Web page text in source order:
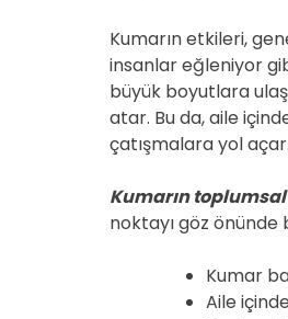
Kumarın etkileri,
insanlar eğleniyor
büyük boyutlara
atar. Bu da, aile
çatışmalara yol
Kumarın
noktayı göz
Kumar
Aile